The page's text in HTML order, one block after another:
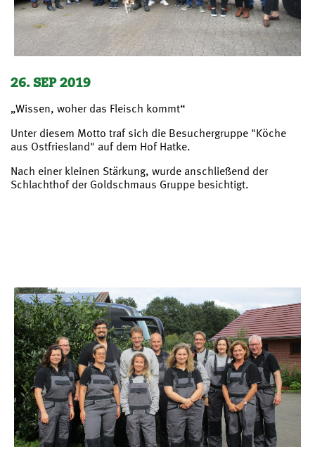
26. SEP 2019
„Wissen, woher das Fleisch kommt“
Unter diesem Motto traf sich die Besuchergruppe "Köche
aus Ostfriesland" auf dem Hof Hatke.
Nach einer kleinen Stärkung, wurde anschließend der
Schlachthof der Goldschmaus Gruppe besichtigt.